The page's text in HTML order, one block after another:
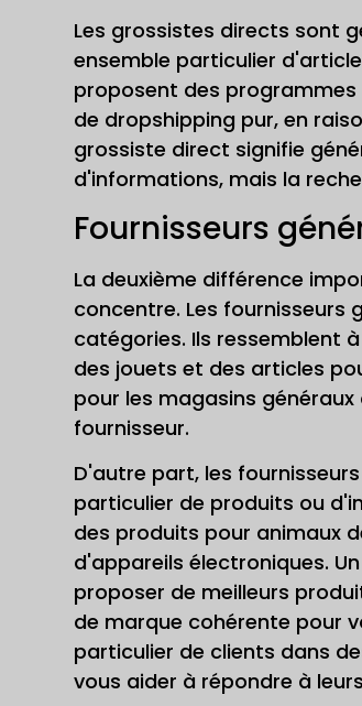
Les grossistes directs sont
ensemble particulier
proposent des
de dropshipping pur, en
grossiste direct signifie
d'informations, mais la
Fournisseurs
La deuxième différence
concentre. Les
catégories. Ils ressemblent
des jouets et des articles
pour les magasins
fournisseur.
D'autre part, les
particulier de produits ou
des produits pour animaux
d'appareils électroniques.
proposer de meilleurs
de marque cohérente pour
particulier de clients dans
vous aider à répondre à